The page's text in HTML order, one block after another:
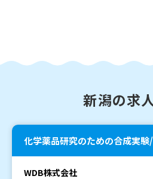
新潟の求
化学薬品研究のための合成実
WDB株式会社